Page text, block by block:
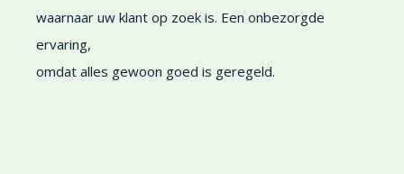
waarnaar uw klant op zoek is. Een onbezorgde
ervaring,
omdat alles gewoon goed is geregeld.